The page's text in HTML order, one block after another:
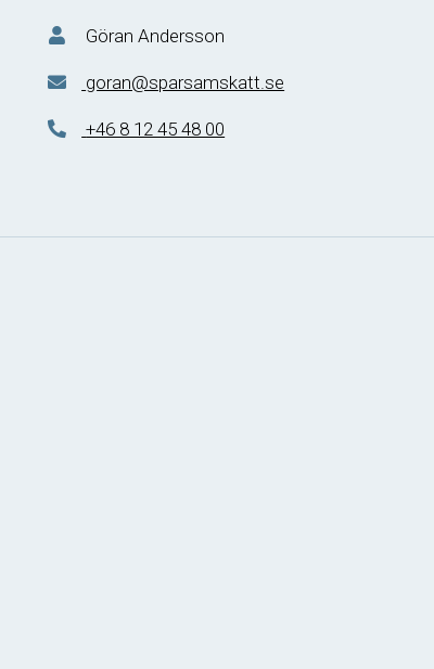
Göran Andersson
goran@sparsamskatt.se
+46 8 12 45 48 00